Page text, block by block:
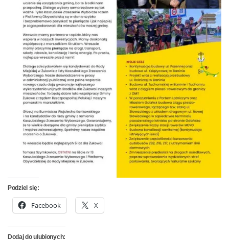
Podziel się:
Facebook X
Dodaj do ulubionych: